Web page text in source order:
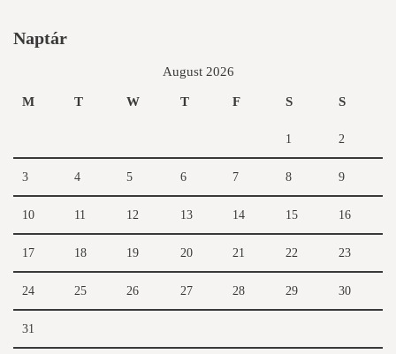
Naptár
August 2026
M T W T F S S
1 2
3 4 5 6 7 8 9
10 11 12 13 14 15 16
17 18 19 20 21 22 23
24 25 26 27 28 29 30
31